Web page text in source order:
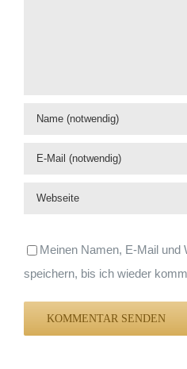
Meinen Namen, E-Mail und
speichern, bis ich wieder